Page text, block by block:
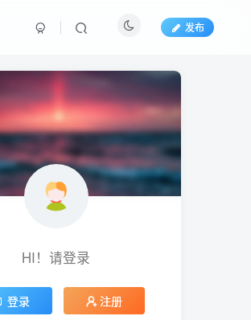
发布
HI！请登录
登录 注册
生活也美好了！